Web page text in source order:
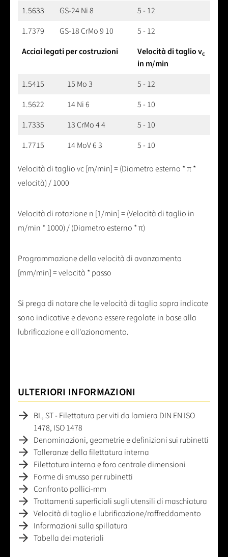
1.5633
GS-24 Ni 8
5 - 12
1.7379
GS-18 CrMo 9 10
5 - 12
Acciai legati per costruzioni
Velocità di taglio vc
in m/min
1.5415
15 Mo 3
5 - 12
1.5622
14 Ni 6
5 - 10
1.7335
13 CrMo 4 4
5 - 10
1.7715
14 MoV 6 3 5 - 10
Velocità di taglio vc [m/min] = (Diametro esterno * π *
velocità) / 1000
Velocità di rotazione n [1/min] = (Velocità di taglio in
m/min * 1000) / (Diametro esterno * π)
Programmazione della velocità di avanzamento
[mm/min] = velocità * passo
Si prega di notare che le velocità di taglio sopra indicate
sono indicative e devono essere regolate in base alla
lubrificazione e all'azionamento.
ULTERIORI INFORMAZIONI
BL, ST - Filettatura per viti da lamiera DIN EN ISO
1478, ISO 1478
Denominazioni, geometrie e definizioni sui rubinetti
Tolleranze della filettatura interna
Filettatura interna e foro centrale dimensioni
Forme di smusso per rubinetti
Confronto pollici-mm
Trattamenti superficiali sugli utensili di maschiatura
Velocità di taglio e lubrificazione/raffreddamento
Informazioni sulla spillatura
Tabella dei materiali